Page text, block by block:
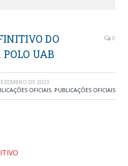
DO
POLO UAB
0
DE 2023
OFICIAIS, PUBLICAÇÕES OFICIAIS